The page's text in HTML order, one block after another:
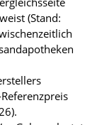
(Stand: